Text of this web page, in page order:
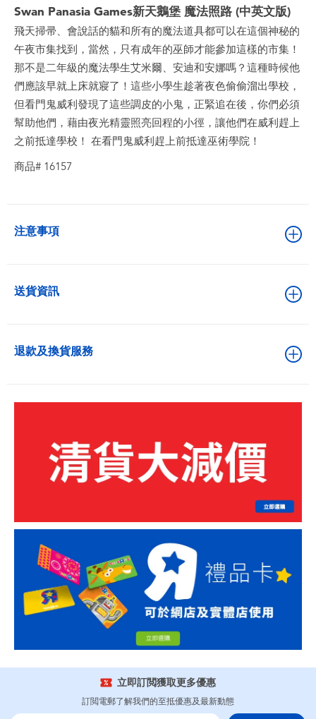
Swan Panasia Games新天鵝堡 魔法照路 (中英文版)
飛天掃帚、會說話的貓和所有的魔法道具都可以在這個神秘的
午夜市集找到，當然，只有成年的巫師才能參加這樣的市集！
那不是二年級的魔法學生艾米爾、安迪和安娜嗎？這種時候他
們應該早就上床就寢了！這些小學生趁著夜色偷偷溜出學校，
但看門鬼威利發現了這些調皮的小鬼，正緊追在後，你們必須
幫助他們，藉由夜光精靈照亮回程的小徑，讓他們在威利趕上
之前抵達學校！ 在看門鬼威利趕上前抵達巫術學院！
商品# 16157
注意事項
送貨資訊
退款及換貨服務
立即訂閲獲取更多優惠
訂閲電郵了解我們的至抵優惠及最新動態